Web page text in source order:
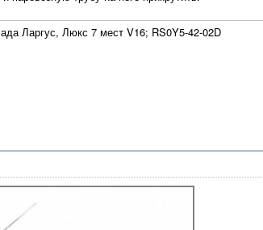
Ларгус, Люкс 7 мест V16; RS0Y5-42-02D